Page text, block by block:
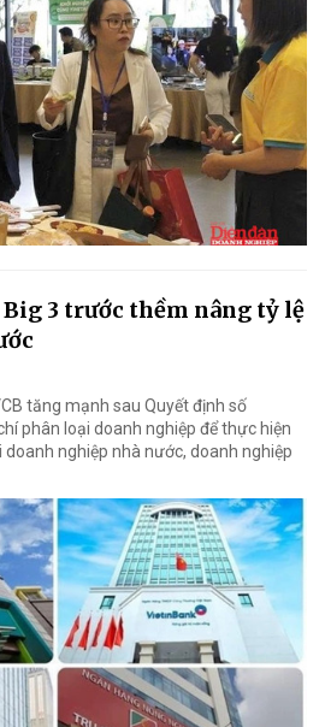
3 trước thềm nâng tỷ lệ
tăng mạnh sau Quyết định số
phân loại doanh nghiệp để thực hiện
nghiệp nhà nước, doanh nghiệp